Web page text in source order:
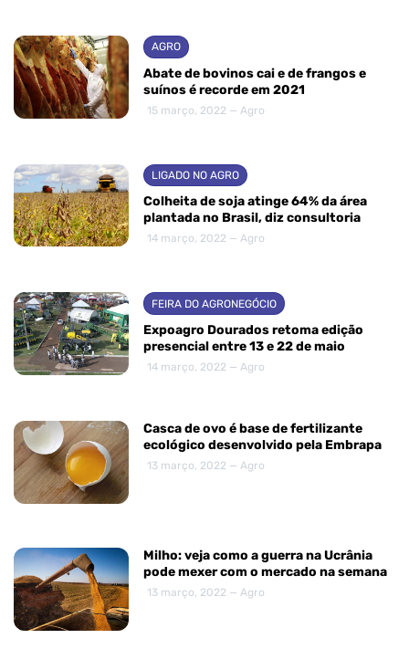
AGRO
Abate de bovinos cai e de frangos e
suínos é recorde em 2021
15 março, 2022 — Agro
LIGADO NO AGRO
Colheita de soja atinge 64% da área
plantada no Brasil, diz consultoria
14 março, 2022 — Agro
FEIRA DO AGRONEGÓCIO
Expoagro Dourados retoma edição
presencial entre 13 e 22 de maio
14 março, 2022 — Agro
Casca de ovo é base de fertilizante
ecológico desenvolvido pela Embrapa
13 março, 2022 — Agro
Milho: veja como a guerra na Ucrânia
pode mexer com o mercado na semana
13 março, 2022 — Agro